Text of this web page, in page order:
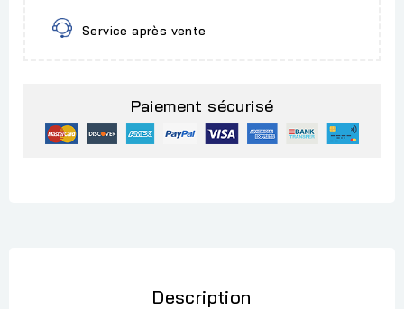
Service après vente
Paiement sécurisé
Description